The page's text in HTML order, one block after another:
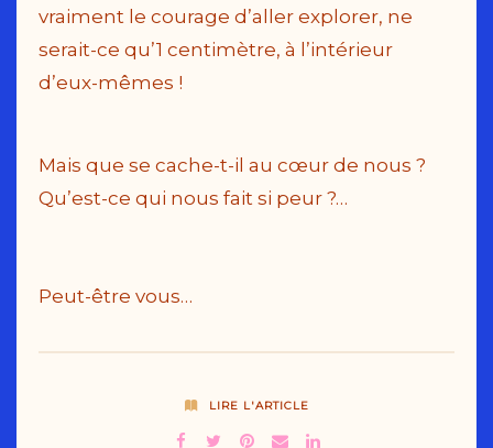
vraiment le courage d’aller explorer, ne
serait-ce qu’1 centimètre, à l’intérieur
d’eux-mêmes !
Mais que se cache-t-il au cœur de nous ?
Qu’est-ce qui nous fait si peur ?…
Peut-être vous…
LIRE L'ARTICLE